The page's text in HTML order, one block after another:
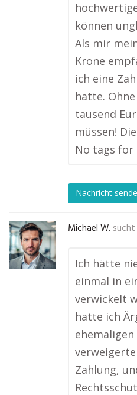
können
Als mir
Krone
ich eine
hatte.
tausend
müssen!
No tags
Nachricht
Michael W. sucht
Ich hätte
einmal in
verwickelt
hatte ich
Zahlung,